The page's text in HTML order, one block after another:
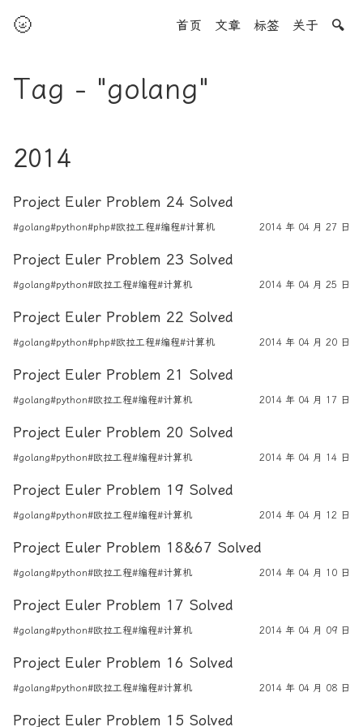
🌝 首页 文章 标签 关于 🔍
Tag - "golang"
2014
Project Euler Problem 24 Solved
#golang#python#php#欧拉工程#编程#计算机 2014 年 04 月 27 日
Project Euler Problem 23 Solved
#golang#python#欧拉工程#编程#计算机 2014 年 04 月 25 日
Project Euler Problem 22 Solved
#golang#python#php#欧拉工程#编程#计算机 2014 年 04 月 20 日
Project Euler Problem 21 Solved
#golang#python#欧拉工程#编程#计算机 2014 年 04 月 17 日
Project Euler Problem 20 Solved
#golang#python#欧拉工程#编程#计算机 2014 年 04 月 14 日
Project Euler Problem 19 Solved
#golang#python#欧拉工程#编程#计算机 2014 年 04 月 12 日
Project Euler Problem 18&67 Solved
#golang#python#欧拉工程#编程#计算机 2014 年 04 月 10 日
Project Euler Problem 17 Solved
#golang#python#欧拉工程#编程#计算机 2014 年 04 月 09 日
Project Euler Problem 16 Solved
#golang#python#欧拉工程#编程#计算机 2014 年 04 月 08 日
Project Euler Problem 15 Solved